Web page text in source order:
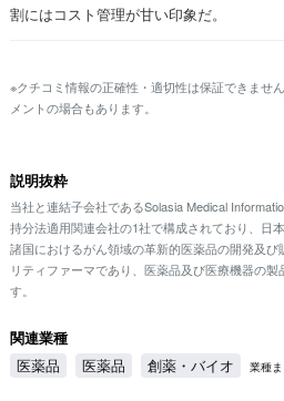
割にはコスト管理が甘い印象だ。
※クチコミ情報の正確性・適切性は保証できませ
メントの場合もあります。
説明抜粋
当社と連結子会社であるSolasia Medical
持分法適用関連会社の1社で構成されており、日
諸国におけるがん領域の革新的医薬品の開発及
リティファーマであり、医薬品及び医療機器の
す。
関連業種
医薬品
医薬品 創薬・バイオ 業種